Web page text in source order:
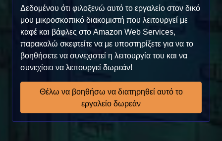
Δεδομένου ότι φιλοξενώ αυτό το εργαλείο στον δικό
μου μικροσκοπικό διακομιστή που λειτουργεί με
καφέ και βάφλες στο Amazon Web Services,
παρακαλώ σκεφτείτε να με υποστηρίξετε για να το
βοηθήσετε να συνεχιστεί η λειτουργία του και να
συνεχίσει να λειτουργεί δωρεάν!
Θέλω να βοηθήσω να διατηρηθεί αυτό το
εργαλείο δωρεάν